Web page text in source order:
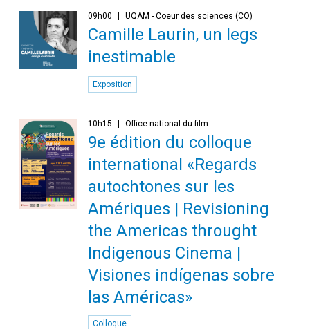
09h00 UQAM - Coeur des sciences (CO)
Camille Laurin, un legs
inestimable
Exposition
10h15 Office national du film
9e édition du colloque
international «Regards
autochtones sur les
Amériques | Revisioning
the Americas throught
Indigenous Cinema |
Visiones indígenas sobre
las Américas»
Colloque